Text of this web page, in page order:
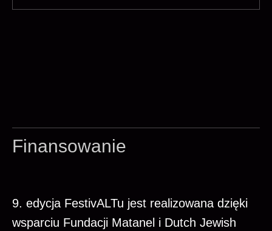
Finansowanie
9. edycja FestivALTu jest realizowana dzięki
wsparciu Fundacji Matanel i Dutch Jewish